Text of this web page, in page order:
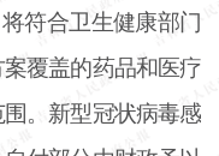
符合卫生健康部门
覆盖的药品和医疗
。新型冠状病毒感